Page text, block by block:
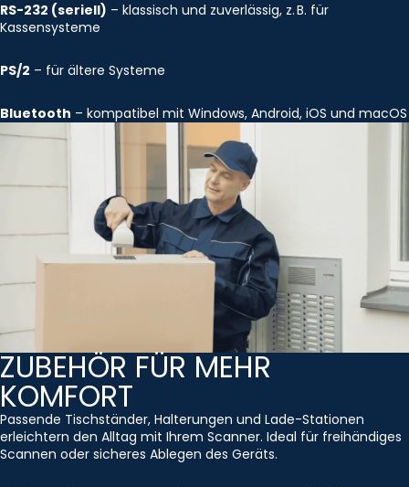
RS-232 (seriell) – klassisch und zuverlässig, z. B. für
Kassensysteme
PS/2 – für ältere Systeme
Bluetooth – kompatibel mit Windows, Android, iOS und macOS
ZUBEHÖR FÜR MEHR
KOMFORT
Passende Tischständer, Halterungen und Lade-Stationen
erleichtern den Alltag mit Ihrem Scanner. Ideal für freihändiges
Scannen oder sicheres Ablegen des Geräts.